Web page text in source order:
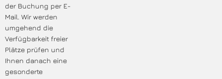
der Buchung per E-
Mail. Wir werden
umgehend die
Verfügbarkeit freier
Plätze prüfen und
Ihnen danach eine
gesonderte